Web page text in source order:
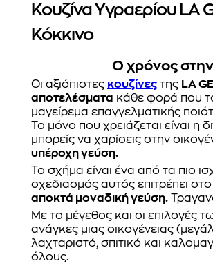
Κουζίνα Υγραερίου LA
Κόκκινο
Ο χρόνος στην
Οι αξιόπιστες κουζίνες της LA
αποτελέσματα κάθε φορά που
μαγείρεμα επαγγελματικής
Το μόνο που χρειάζεται είναι η
μπορείς να χαρίσεις στην
υπέροχη γεύση.
Το σχήμα είναι ένα από τα πιο
σχεδιασμός αυτός επιτρέπει
αποκτά μοναδική γεύση.
Με το μέγεθος και οι επιλογές
ανάγκες μιας οικογένειας
λαχταριστό, σπιτικό και
όλους.